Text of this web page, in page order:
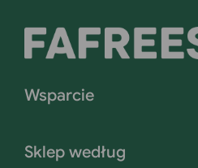
Wsparcie
Sklep według